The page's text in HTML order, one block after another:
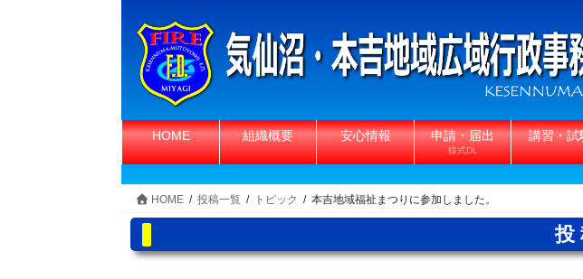
へ
ス
キ
ッ
ョ
ン
に
移
HOME 組織概要 安心情報 申請・届出
様式DL
講習・試
HOME 投稿一覧 トピック 本吉地域福祉まつりに参加しました。
投